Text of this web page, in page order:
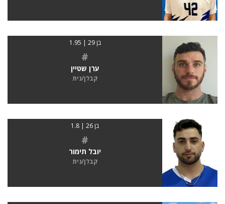
בן 29 | 1.95
#
ערן שטיין
קבלן/נית
בן 26 | 1.8
#
יובל תימור
קבלן/נית